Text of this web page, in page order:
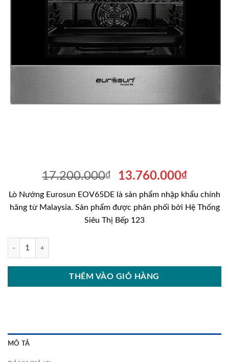
17.200.000₫
Giá
là:
17.200.000₫.
13.760.000₫Giá
hiện
tại
là:
Lò Nướng Eurosun EOV65DE là sản phẩm nhập khẩu chính
hãng từ Malaysia. Sản phẩm được phân phối bởi Hệ Thống
Siêu Thị Bếp 123
Lò Nướng Eurosun EOV65DE số lượng
THÊM VÀO GIỎ HÀNG
MÔ TẢ